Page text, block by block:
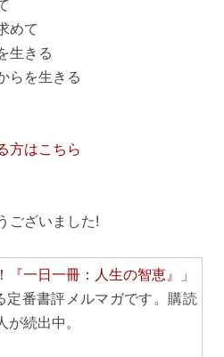
めて
生きる
らを生きる
方はこちら
ございました!
一日一冊：人生の智恵』」
定番書評メルマガです。購読
続出中。